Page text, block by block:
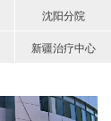
新疆治疗中心
沈阳分院